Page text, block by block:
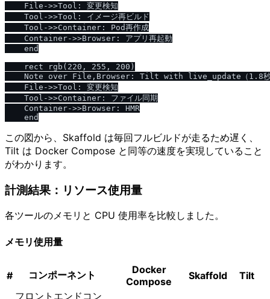
    File->>Tool: 変更検知
    Tool->>Tool: イメージ再ビルド
    Tool->>Container: Pod再作成
    Container->>Browser: アプリ再起動
    end
    rect rgb(220, 255, 200)
Note over File,Browser: Tilt with live_update（1.8
    File->>Tool: 変更検知
    Tool->>Container: ファイル同期
    Container->>Browser: HMR
この図から、Skaffold は毎回フルビルドが走るため遅く、
Tilt は Docker Compose と同等の速度を実現していること
がわかります。
計測結果：リソース使用量
各ツールのメモリと CPU 使用率を比較しました。
メモリ使用量
# コンポーネント
Docker
Compose
Skaffold Tilt
フロントエンドコン